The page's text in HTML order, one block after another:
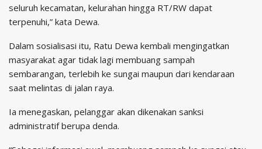
seluruh kecamatan, kelurahan hingga RT/RW dapat
terpenuhi,” kata Dewa.
Dalam sosialisasi itu, Ratu Dewa kembali mengingatkan
masyarakat agar tidak lagi membuang sampah
sembarangan, terlebih ke sungai maupun dari kendaraan
saat melintas di jalan raya.
Ia menegaskan, pelanggar akan dikenakan sanksi
administratif berupa denda.